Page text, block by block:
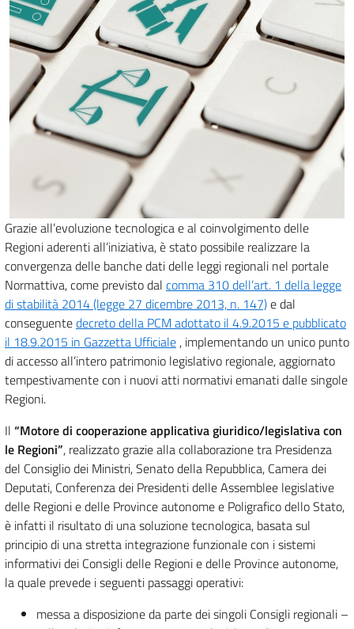
Grazie all’evoluzione tecnologica e al coinvolgimento delle
Regioni aderenti all’iniziativa, è stato possibile realizzare la
convergenza delle banche dati delle leggi regionali nel portale
Normattiva, come previsto dal comma 310 dell’art. 1 della legge
di stabilità 2014 (legge 27 dicembre 2013, n. 147)e dal
conseguentedecreto della PCM adottato il 4.9.2015 e pubblicato
il 18.9.2015 in Gazzetta Ufficiale , implementando un unico punto
di accesso all’intero patrimonio legislativo regionale, aggiornato
tempestivamente con i nuovi atti normativi emanati dalle singole
Regioni.
Il “Motore di cooperazione applicativa giuridico/legislativa con
le Regioni”, realizzato grazie alla collaborazione tra Presidenza
del Consiglio dei Ministri, Senato della Repubblica, Camera dei
Deputati, Conferenza dei Presidenti delle Assemblee legislative
delle Regioni e delle Province autonome e Poligrafico dello Stato,
è infatti il risultato di una soluzione tecnologica, basata sul
principio di una stretta integrazione funzionale con i sistemi
informativi dei Consigli delle Regioni e delle Province autonome,
la quale prevede i seguenti passaggi operativi:
messa a disposizione da parte dei singoli Consigli regionali –